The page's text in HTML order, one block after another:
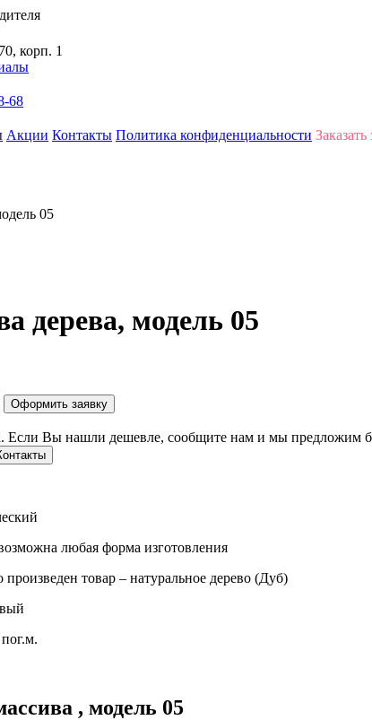
корп. 1
68
Акции Контакты Политика конфиденциальности
05
дерева, модель 05
Если Вы нашли дешевле, сообщите нам и мы предложим
любая форма изготовления
товар – натуральное дерево (Дуб)
, модель 05